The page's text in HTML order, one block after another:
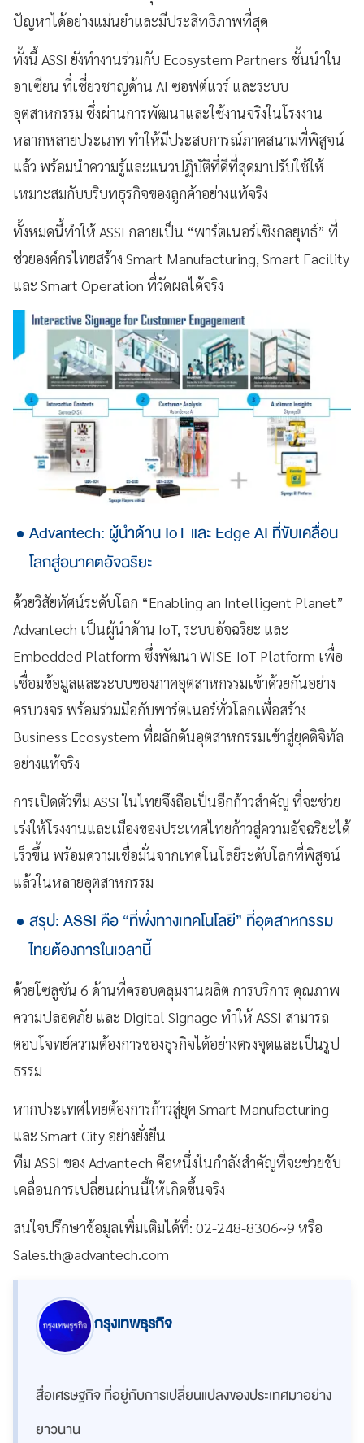
ปัญหาได้อย่างแม่นยำและมีประสิทธิภาพที่สุด
ทั้งนี้ ASSI ยังทำงานร่วมกับ Ecosystem Partners ชั้นนำใน
อาเซียน ที่เชี่ยวชาญด้าน AI ซอฟต์แวร์ และระบบ
อุตสาหกรรม ซึ่งผ่านการพัฒนาและใช้งานจริงในโรงงาน
หลากหลายประเภท ทำให้มีประสบการณ์ภาคสนามที่พิสูจน์
แล้ว พร้อมนำความรู้และแนวปฏิบัติที่ดีที่สุดมาปรับใช้ให้
เหมาะสมกับบริบทธุรกิจของลูกค้าอย่างแท้จริง
ทั้งหมดนี้ทำให้ ASSI กลายเป็น “พาร์ตเนอร์เชิงกลยุทธ์” ที่
ช่วยองค์กรไทยสร้าง Smart Manufacturing, Smart Facility
และ Smart Operation ที่วัดผลได้จริง
Advantech: ผู้นำด้าน IoT และ Edge AI ที่ขับเคลื่อน
โลกสู่อนาคตอัจฉริยะ
ด้วยวิสัยทัศน์ระดับโลก “Enabling an Intelligent Planet”
Advantech เป็นผู้นำด้าน IoT, ระบบอัจฉริยะ และ
Embedded Platform ซึ่งพัฒนา WISE-IoT Platform เพื่อ
เชื่อมข้อมูลและระบบของภาคอุตสาหกรรมเข้าด้วยกันอย่าง
ครบวงจร พร้อมร่วมมือกับพาร์ตเนอร์ทั่วโลกเพื่อสร้าง
Business Ecosystem ที่ผลักดันอุตสาหกรรมเข้าสู่ยุคดิจิทัล
อย่างแท้จริง
การเปิดตัวทีม ASSI ในไทยจึงถือเป็นอีกก้าวสำคัญ ที่จะช่วย
เร่งให้โรงงานและเมืองของประเทศไทยก้าวสู่ความอัจฉริยะได้
เร็วขึ้น พร้อมความเชื่อมั่นจากเทคโนโลยีระดับโลกที่พิสูจน์
แล้วในหลายอุตสาหกรรม
สรุป: ASSI คือ “ที่พึ่งทางเทคโนโลยี” ที่อุตสาหกรรม
ไทยต้องการในเวลานี้
ด้วยโซลูชัน 6 ด้านที่ครอบคลุมงานผลิต การบริการ คุณภาพ
ความปลอดภัย และ Digital Signage ทำให้ ASSI สามารถ
ตอบโจทย์ความต้องการของธุรกิจได้อย่างตรงจุดและเป็นรูป
ธรรม
หากประเทศไทยต้องการก้าวสู่ยุค Smart Manufacturing
และ Smart City อย่างยั่งยืน
ทีม ASSI ของ Advantech คือหนึ่งในกำลังสำคัญที่จะช่วยขับ
เคลื่อนการเปลี่ยนผ่านนี้ให้เกิดขึ้นจริง
สนใจปรึกษาข้อมูลเพิ่มเติมได้ที่: 02-248-8306~9 หรือ
Sales.th@advantech.com
กรุงเทพธุรกิจ
สื่อเศรษฐกิจ ที่อยู่กับการเปลี่ยนแปลงของประเทศมาอย่าง
ยาวนาน